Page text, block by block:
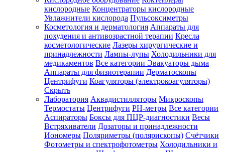
Зарегистрироваться
Зачем
регистрироваться?
Все
покупки
одном
месте
Личный
менеджер
кислородные Концентраторы кислородные
Увлажнители кислорода Пульсоксиметры
Косметология и дерматология Аппараты для
похудения и антивозрастной терапии Кресла
косметологические Лазеры хирургические и
принадлежности Лампы-лупы Холодильники для
медикаментов Все категории Эвакуаторы дыма
Аппараты для физиотерапии Дерматоскопы
Центрифуги Коагуляторы (электрокоагуляторы)
Скрыть
Лаборатория Аквадистилляторы Микроскопы
Термостаты Центрифуги PH-метры Все категории
Аспираторы Боксы для ПЦР-диагностики Весы
Встряхиватели Дозаторы и принадлежности
Иономеры Поляриметры (полярископы) Счётчики
Фотометры и спектрофотометры Холодильники и